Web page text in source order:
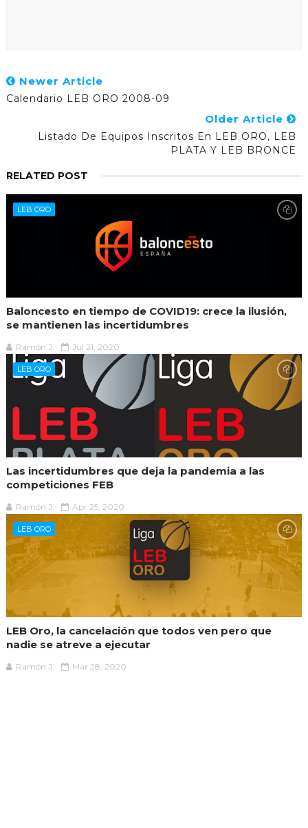
Newer Article
Calendario LEB ORO 2008-09
Older Article
Listado De Equipos Inscritos En LEB ORO, LEB
PLATA Y LEB BRONCE
RELATED POST
LEB ORO
Baloncesto en tiempo de COVID19: crece la ilusión,
se mantienen las incertidumbres
Ramón J. Jul 21, 2020
LEB ORO
Las incertidumbres que deja la pandemia a las
competiciones FEB
Ramón J. Apr 25, 2020
LEB ORO
LEB Oro, la cancelación que todos ven pero que
nadie se atreve a ejecutar
Ramón J. Mar 28, 2020